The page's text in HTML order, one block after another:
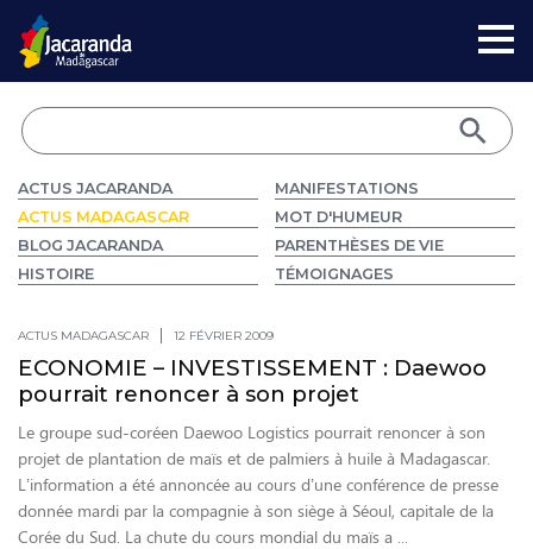
ACTUS JACARANDA
ACTUS MADAGASCAR
BLOG JACARANDA
HISTOIRE
MANIFESTATIONS
MOT D'HUMEUR
PARENTHÈSES DE VIE
TÉMOIGNAGES
ACTUS MADAGASCAR 12 FÉVRIER 2009
ECONOMIE – INVESTISSEMENT : Daewoo
pourrait renoncer à son projet
Le groupe sud-coréen Daewoo Logistics pourrait renoncer à son
projet de plantation de maïs et de palmiers à huile à Madagascar.
L’information a été annoncée au cours d’une conférence de presse
donnée mardi par la compagnie à son siège à Séoul, capitale de la
Corée du Sud. La chute du cours mondial du maïs a ...